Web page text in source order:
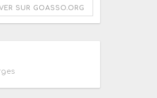
SUR GOASSO.ORG